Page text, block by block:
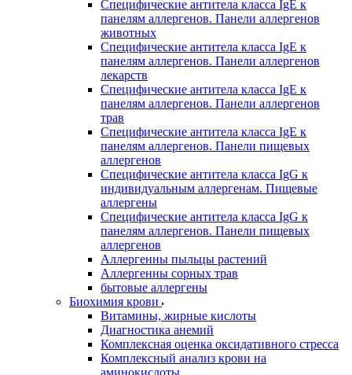
Специфические антитела класса IgE к
панелям аллергенов. Панели аллергенов
животных
Специфические антитела класса IgE к
панелям аллергенов. Панели аллергенов
лекарств
Специфические антитела класса IgE к
панелям аллергенов. Панели аллергенов
трав
Специфические антитела класса IgE к
панелям аллергенов. Панели пищевых
аллергенов
Специфические антитела класса IgG к
индивидуальным аллергенам. Пищевые
аллергены
Специфические антитела класса IgG к
панелям аллергенов. Панели пищевых
аллергенов
Аллергенны пыльцы растений
Аллергенны сорных трав
бытовые аллергены
Биохимия крови
Витамины, жирные кислоты
Диагностика анемий
Комплексная оценка оксидативного стресса
Комплексный анализ крови на
аминокислоты